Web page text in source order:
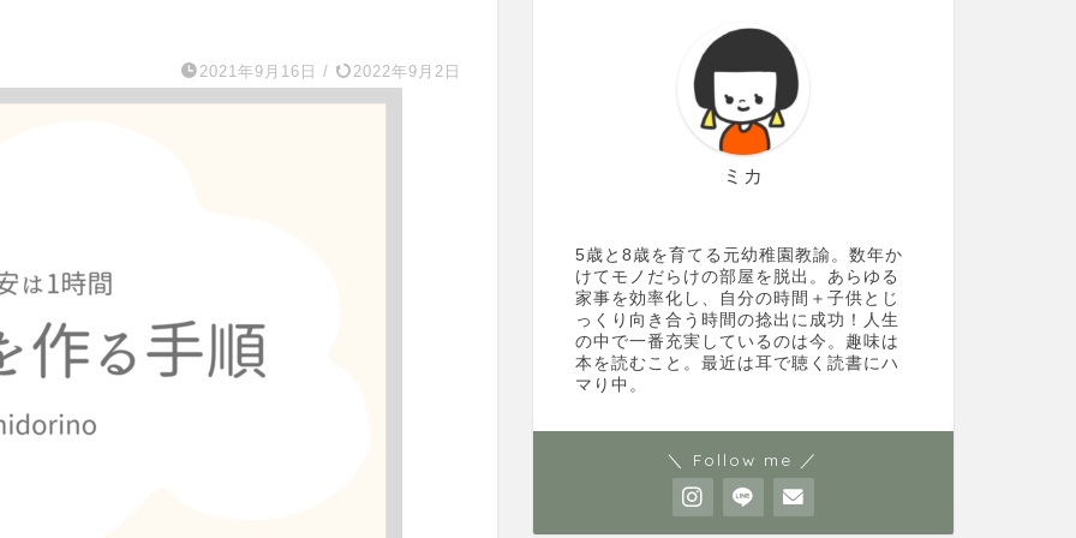
2021年9月16日 / 2022年9月2日
ミカ
5歳と8歳を育てる元幼稚園教諭。数年か
けてモノだらけの部屋を脱出。あらゆる
家事を効率化し、自分の時間＋子供とじ
っくり向き合う時間の捻出に成功！人生
の中で一番充実しているのは今。趣味は
本を読むこと。最近は耳で聴く読書にハ
マり中。
＼ Follow me ／